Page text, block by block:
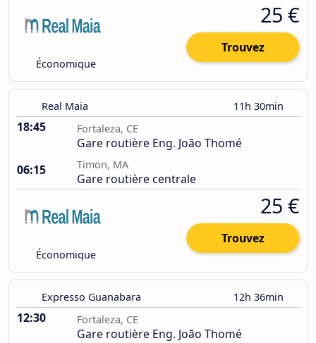
Économique
25 €
Trouvez
Real Maia 11h 30min
18:45 Fortaleza, CE
Gare routière Eng. João Thomé
06:15
Timon, MA
Gare routière centrale
Économique
25 €
Trouvez
Expresso Guanabara 12h 36min
12:30 Fortaleza, CE
Gare routière Eng. João Thomé